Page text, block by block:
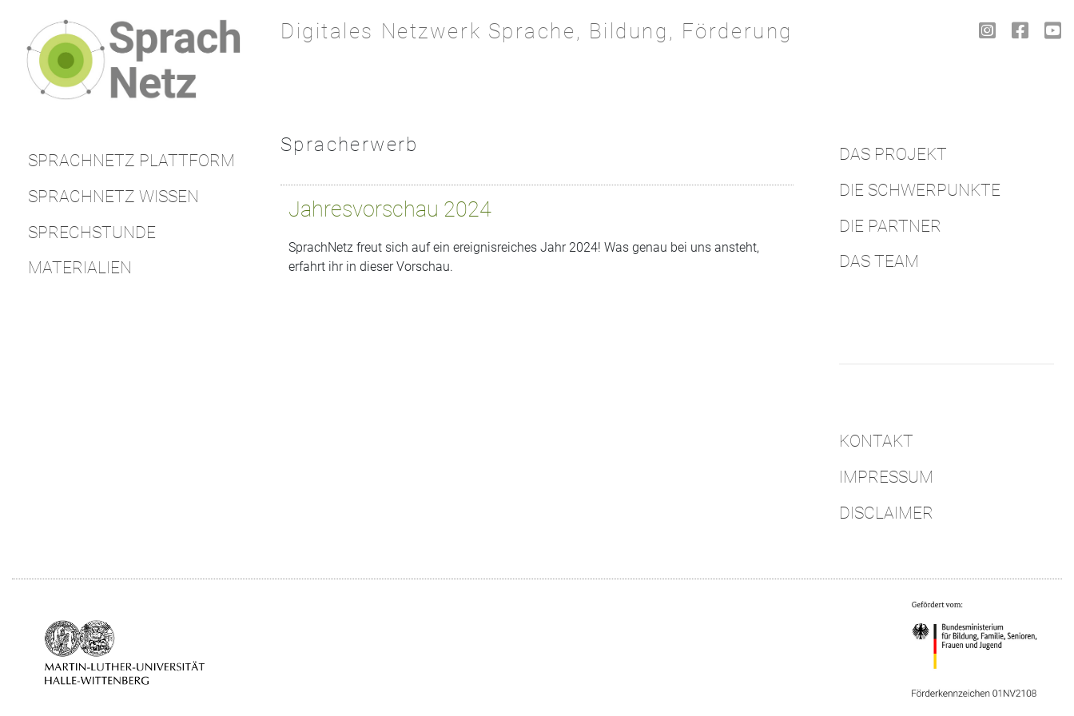
Digitales Netzwerk Sprache, Bildung, Förderung
SPRACHNETZ PLATTFORM
SPRACHNETZ WISSEN
SPRECHSTUNDE
MATERIALIEN
Spracherwerb
Jahresvorschau 2024
SprachNetz freut sich auf ein ereignisreiches Jahr 2024! Was genau bei uns ansteht,
erfahrt ihr in dieser Vorschau.
DAS PROJEKT
DIE SCHWERPUNKTE
DIE PARTNER
DAS TEAM
KONTAKT
IMPRESSUM
DISCLAIMER